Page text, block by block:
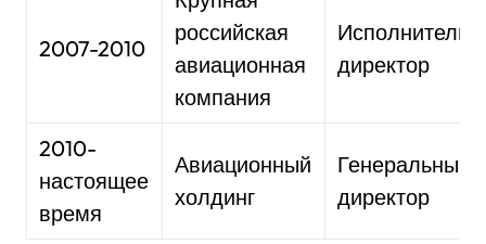
2007-2010
российская
авиационная
компания
директор
2010-
настоящее
время
Авиационный
холдинг
Генеральный
директор